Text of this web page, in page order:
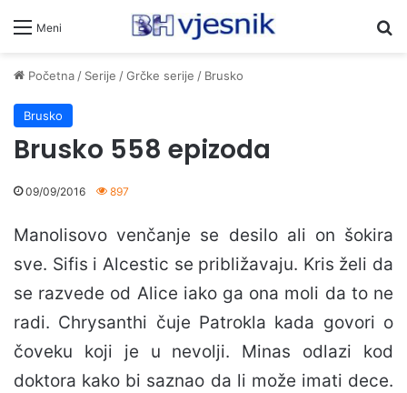
Meni
Početna/ Serije /Grčke serije / Brusko
Brusko
Brusko 558 epizoda
09/09/2016 897
Manolisovo venčanje se desilo ali on šokira
sve. Sifis i Alcestic se približavaju. Kris želi da
se razvede od Alice iako ga ona moli da to ne
radi. Chrysanthi čuje Patrokla kada govori o
čoveku koji je u nevolji. Minas odlazi kod
doktora kako bi saznao da li može imati dece.